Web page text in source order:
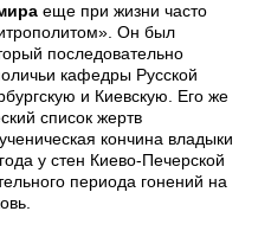
еще при жизни часто
Он был
последовательно
кафедры Русской
и Киевскую. Его же
список жертв
кончина владыки
у стен Киево-Печерской
периода гонений на